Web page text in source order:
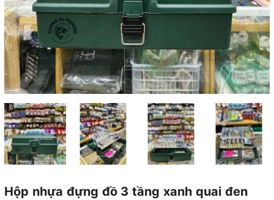
Hộp nhựa đựng đồ 3 tầng xanh quai đen